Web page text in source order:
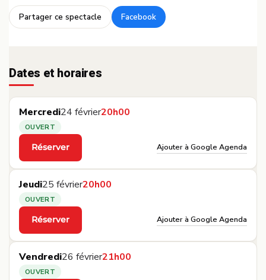
Partager ce spectacle
·
Facebook
Dates et horaires
Mercredi24 février20h00
OUVERT
Réserver
·
Ajouter à Google Agenda
Jeudi25 février20h00
OUVERT
Réserver
·
Ajouter à Google Agenda
Vendredi26 février21h00
OUVERT